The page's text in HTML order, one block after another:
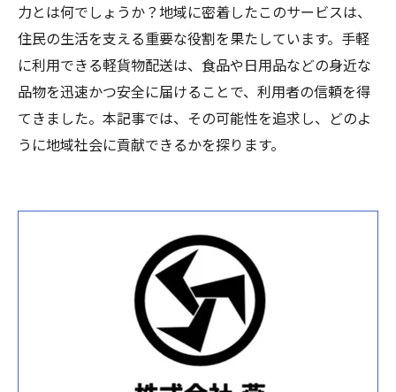
力とは何でしょうか？地域に密着したこのサービスは、
住民の生活を支える重要な役割を果たしています。手軽
に利用できる軽貨物配送は、食品や日用品などの身近な
品物を迅速かつ安全に届けることで、利用者の信頼を得
てきました。本記事では、その可能性を追求し、どのよ
うに地域社会に貢献できるかを探ります。